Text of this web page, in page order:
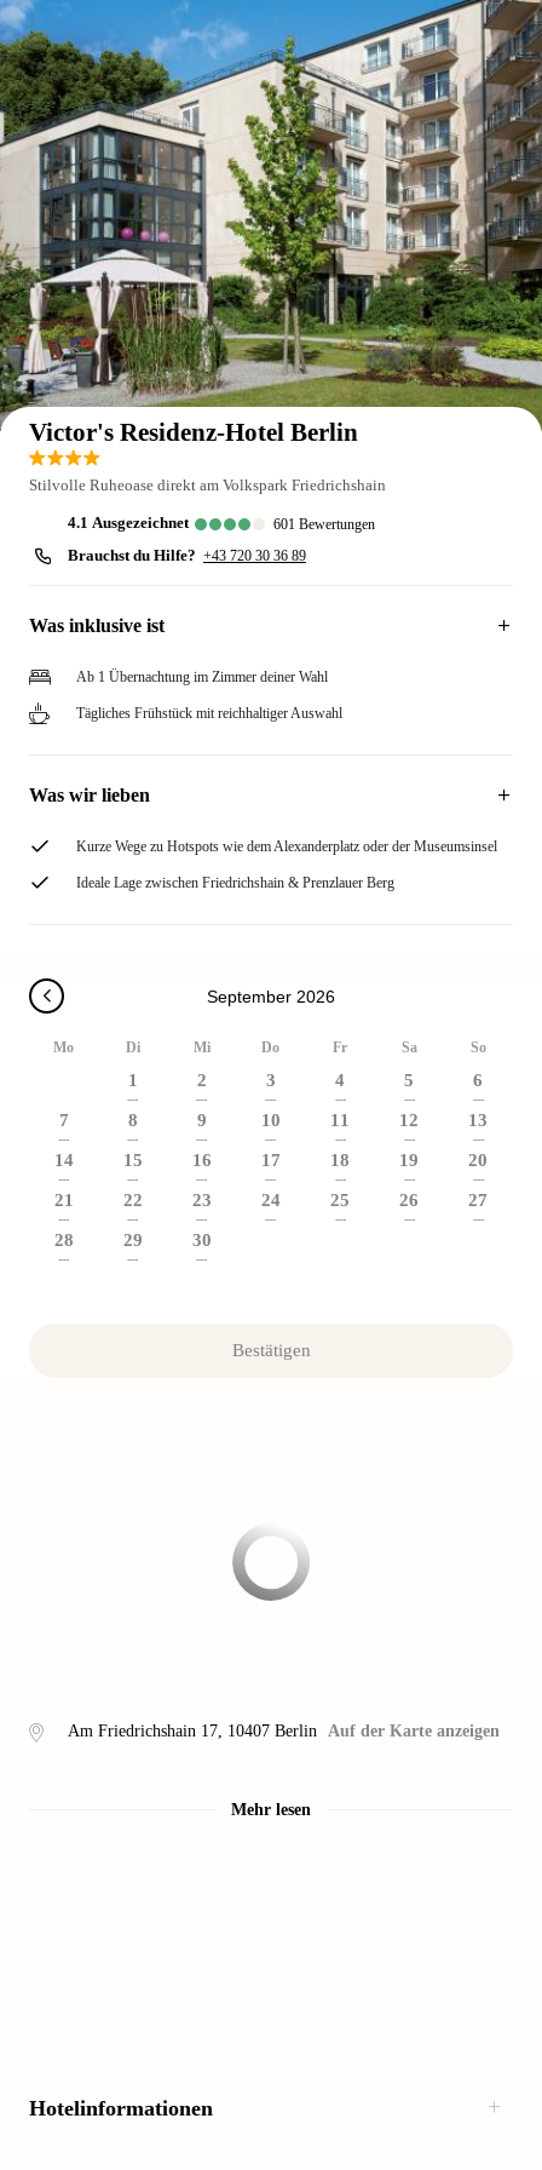
Auf der Karte anzeigen
Victor's Residenz-Hotel Berlin
Stilvolle Ruheoase direkt am Volkspark Friedrichshain
4.1 ausgezeichnet 601 Bewertungen
Brauchst du Hilfe? +43 720 30 36 89
Was inklusive ist
Ab 1 Übernachtung im Zimmer deiner Wahl
Tägliches Frühstück mit reichhaltiger Auswahl
Was wir lieben
Kurze Wege zu Hotspots wie dem Alexanderplatz oder der Museumsinsel
Ideale Lage zwischen Friedrichshain & Prenzlauer Berg
September 2026
Mo Di Mi Do Fr Sa So
1
---
2
---
3
---
4
---
5
---
6
---
7
---
8
---
9
---
10
---
11
---
12
---
13
---
14
---
15
---
16
---
17
---
18
---
19
---
20
---
21
---
22
---
23
---
24
---
25
---
26
---
27
---
28
---
29
---
30
---
Bestätigen
Am Friedrichshain 17, 10407 Berlin Auf der Karte anzeigen
Mehr lesen
Hotelinformationen